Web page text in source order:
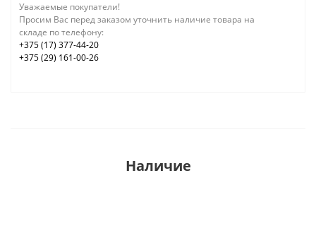
Уважаемые покупатели!
Просим Вас перед заказом уточнить наличие товара на
складе по телефону:
+375 (17) 377-44-20
+375 (29) 161-00-26
Наличие